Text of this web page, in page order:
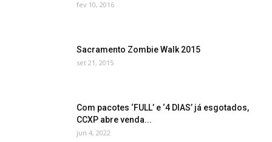
fev 10, 2016
Sacramento Zombie Walk 2015
set 21, 2015
Com pacotes ‘FULL’ e ‘4 DIAS’ já esgotados,
CCXP abre venda...
jun 4, 2022